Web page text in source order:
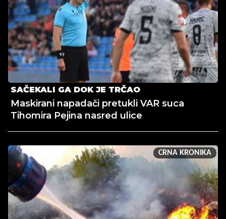
SAČEKALI GA DOK JE TRČAO
Maskirani napadači pretukli VAR suca
Tihomira Pejina nasred ulice
CRNA KRONIKA